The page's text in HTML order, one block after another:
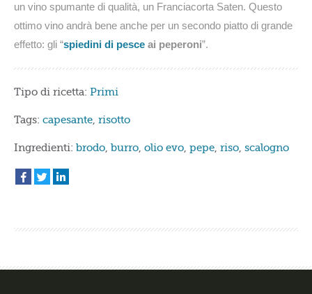
un vino spumante di qualità, un Franciacorta Saten. Questo
ottimo vino andrà bene anche per un secondo piatto di grande
effetto: gli “spiedini di pesce ai peperoni”.
Tipo di ricetta: Primi
Tags: capesante, risotto
Ingredienti: brodo, burro, olio evo, pepe, riso, scalogno